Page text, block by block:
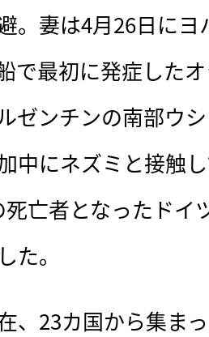
。妻は4月26日に
で最初に発症した
ゼンチンの南部ウ
中にネズミと接触
死亡者となったドイ
た。
、23カ国から集ま